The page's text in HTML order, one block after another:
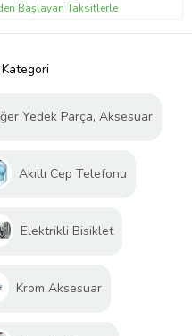
Başlayan Taksitlerle
Yedek Parça, Aksesuar
Akıllı Cep Telefonu
Elektrikli Bisiklet
Krom Aksesuar